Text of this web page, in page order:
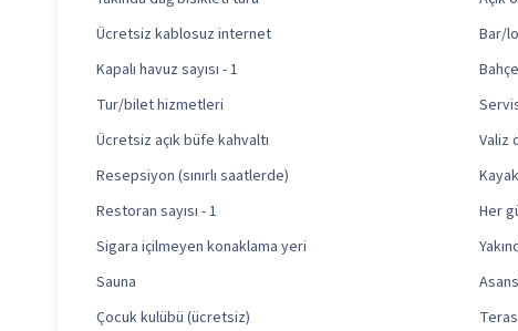
Ücretsiz kablosuz internet
Bar/
Kapalı havuz sayısı - 1
Bahçe
Tur/bilet hizmetleri
Ücretsiz açık büfe kahvaltı
Valiz
Resepsiyon (sınırlı saatlerde)
Restoran sayısı - 1
Her
Sigara içilmeyen konaklama yeri
Sauna
Çocuk kulübü (ücretsiz)
Teras